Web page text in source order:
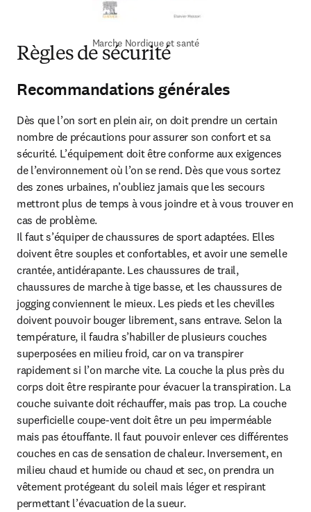
Marche Nordique et santé
Règles de sécurité
Recommandations générales
Dès que l’on sort en plein air, on doit prendre un certain
nombre de précautions pour assurer son confort et sa
sécurité. L’équipement doit être conforme aux exigences
de l’environnement où l’on se rend. Dès que vous sortez
des zones urbaines, n’oubliez jamais que les secours
mettront plus de temps à vous joindre et à vous trouver en
cas de problème.
Il faut s’équiper de chaussures de sport adaptées. Elles
doivent être souples et confortables, et avoir une semelle
crantée, antidérapante. Les chaussures de trail,
chaussures de marche à tige basse, et les chaussures de
jogging conviennent le mieux. Les pieds et les chevilles
doivent pouvoir bouger librement, sans entrave. Selon la
température, il faudra s’habiller de plusieurs couches
superposées en milieu froid, car on va transpirer
rapidement si l’on marche vite. La couche la plus près du
corps doit être respirante pour évacuer la transpiration. La
couche suivante doit réchauffer, mais pas trop. La couche
superficielle coupe-vent doit être un peu imperméable
mais pas étouffante. Il faut pouvoir enlever ces différentes
couches en cas de sensation de chaleur. Inversement, en
milieu chaud et humide ou chaud et sec, on prendra un
vêtement protégeant du soleil mais léger et respirant
permettant l’évacuation de la sueur.